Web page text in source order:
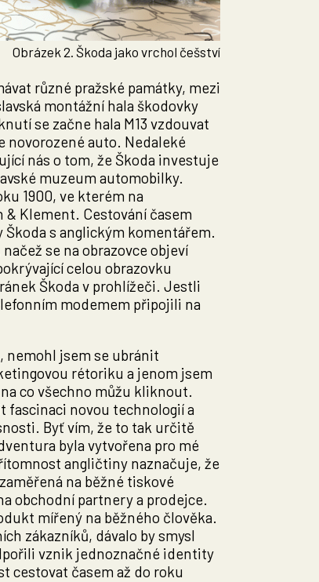
Obrázek 2. Škoda jako vrchol češství
různé pražské památky, mezi
montážní hala škodovky
se začne hala M13 vzdouvat
novorozené auto. Nedaleké
nás o tom, že Škoda investuje
muzeum automobilky.
1900, ve kterém na
Klement. Cestování časem
s anglickým komentářem.
se na obrazovce objeví
celou obrazovku
Škoda v prohlížeči. Jestli
modemem připojili na
nemohl jsem se ubránit
rétoriku a jenom jsem
co všechno můžu kliknout.
fascinaci novou technologií a
Byť vím, že to tak určitě
byla vytvořena pro mé
angličtiny naznačuje, že
na běžné tiskové
obchodní partnery a prodejce.
mířený na běžného člověka.
zákazníků, dávalo by smysl
vznik jednoznačné identity
cestovat časem až do roku